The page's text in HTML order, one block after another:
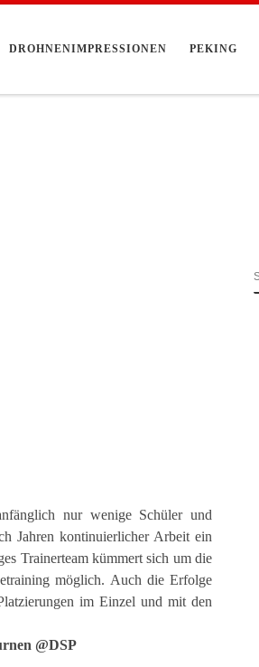
DROHNENIMPRESSIONEN PEKING
nur wenige Schüler und
Jahren kontinuierlicher Arbeit ein
Trainerteam kümmert sich um die
möglich. Auch die Erfolge
im Einzel und mit den
@DSP